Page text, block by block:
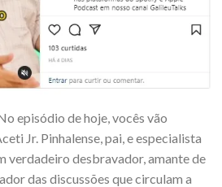
episódio de hoje, vocês vão
Jr. Pinhalense, pai, e especialista
verdadeiro desbravador, amante de
das discussões que circulam a